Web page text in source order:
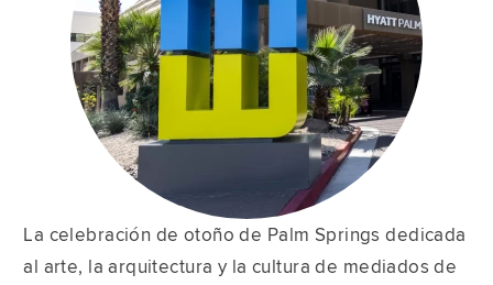
La celebración de otoño de Palm Springs dedicada
al arte, la arquitectura y la cultura de mediados de